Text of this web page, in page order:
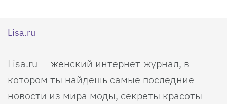
Lisa.ru
Lisa.ru — женский интернет-журнал, в
котором ты найдешь самые последние
новости из мира моды, секреты красоты